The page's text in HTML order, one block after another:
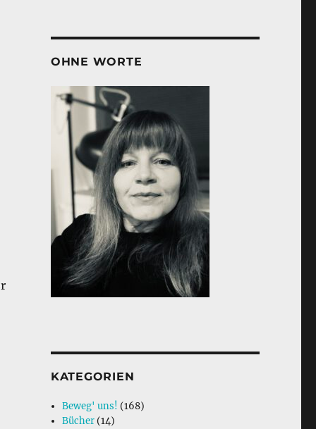
OHNE WORTE
KATEGORIEN
Beweg' uns! (168)
Bücher (14)